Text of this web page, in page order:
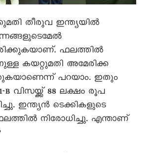
തീരുവ ഇന്ത്യയിൽ
ഫലത്തിൽ
കയറ്റുമതി അമേരിക്ക
പറയാം. ഇതും
B വിസയ്ക്ക് 88 ലക്ഷം രൂപ
ഇന്ത്യൻ ടെക്കികളുടെ
നിരോധിച്ചു. എന്താണ്